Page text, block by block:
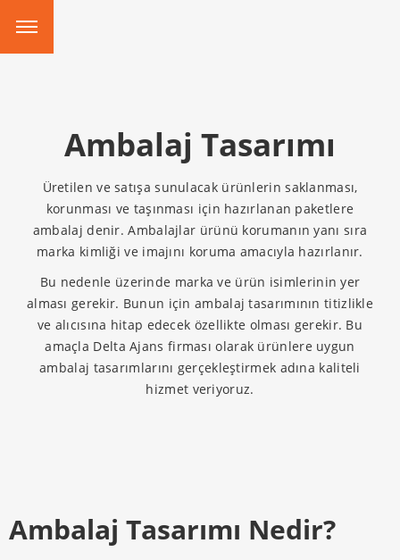
Ambalaj Tasarımı
Üretilen ve satışa sunulacak ürünlerin saklanması,
korunması ve taşınması için hazırlanan paketlere
ambalaj denir. Ambalajlar ürünü korumanın yanı sıra
marka kimliği ve imajını koruma amacıyla hazırlanır.
Bu nedenle üzerinde marka ve ürün isimlerinin yer
alması gerekir. Bunun için ambalaj tasarımının titizlikle
ve alıcısına hitap edecek özellikte olması gerekir. Bu
amaçla Delta Ajans firması olarak ürünlere uygun
ambalaj tasarımlarını gerçekleştirmek adına kaliteli
hizmet veriyoruz.
Ambalaj Tasarımı Nedir?